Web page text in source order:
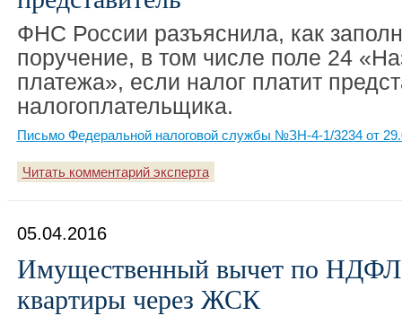
ФНС России разъяснила, как
поручение, в том числе поле 24
платежа», если налог платит
налогоплательщика.
Письмо Федеральной налоговой службы №ЗН-4-1/3234 от
Читать комментарий эксперта
05.04.2016
Имущественный вычет по НДФЛ
квартиры через ЖСК